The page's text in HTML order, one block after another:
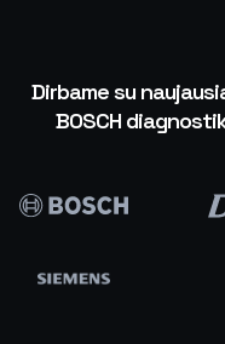
Dirbame su
BOSCH